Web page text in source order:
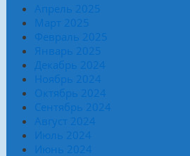
Апрель 2025
Март 2025
Февраль 2025
Январь 2025
Декабрь 2024
Ноябрь 2024
Октябрь 2024
Сентябрь 2024
Август 2024
Июль 2024
Июнь 2024